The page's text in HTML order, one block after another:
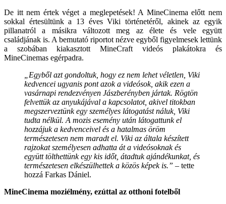
De itt nem értek véget a meglepetések! A MineCinema előtt nem
sokkal értesültünk a 13 éves Viki történetéről, akinek az egyik
pillanatról a másikra változott meg az élete és vele együtt
családjának is. A bemutató riportot nézve egyből figyelmesek lettünk
a szobában kiakasztott MineCraft videós plakátokra és
MineCinemas egérpadra.
„Egyből azt gondoltuk, hogy ez nem lehet véletlen, Viki
kedvencei ugyanis pont azok a videósok, akik ezen a
vasárnapi rendezvényen Jászberényben jártak. Rögtön
felvettük az anyukájával a kapcsolatot, akivel titokban
megszerveztünk egy személyes látogatást náluk, Viki
tudta nélkül. A mozis esemény után látogattunk el
hozzájuk a kedvenceivel és a hatalmas öröm
természetesen nem maradt el. Viki az általa készített
rajzokat személyesen adhatta át a videósoknak és
együtt tölthettünk egy kis időt, átadtuk ajándékunkat, és
természetesen elkészülhettek a közös képek is.” – tette
hozzá Farkas Dániel.
MineCinema moziélmény, ezúttal az otthoni fotelből